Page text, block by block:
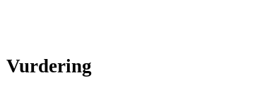
Vurdering